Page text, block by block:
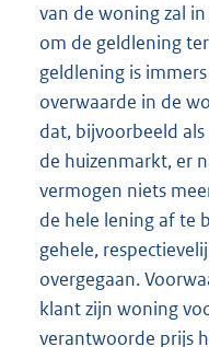
van de woning zal
om de geldlening
geldlening is
overwaarde in de
dat, bijvoorbeeld
de huizenmarkt, er
vermogen niets
de hele lening af te
gehele,
overgegaan.
klant zijn woning
verantwoorde prijs